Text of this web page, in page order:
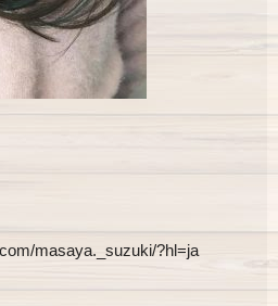
masaya._suzuki/?hl=ja